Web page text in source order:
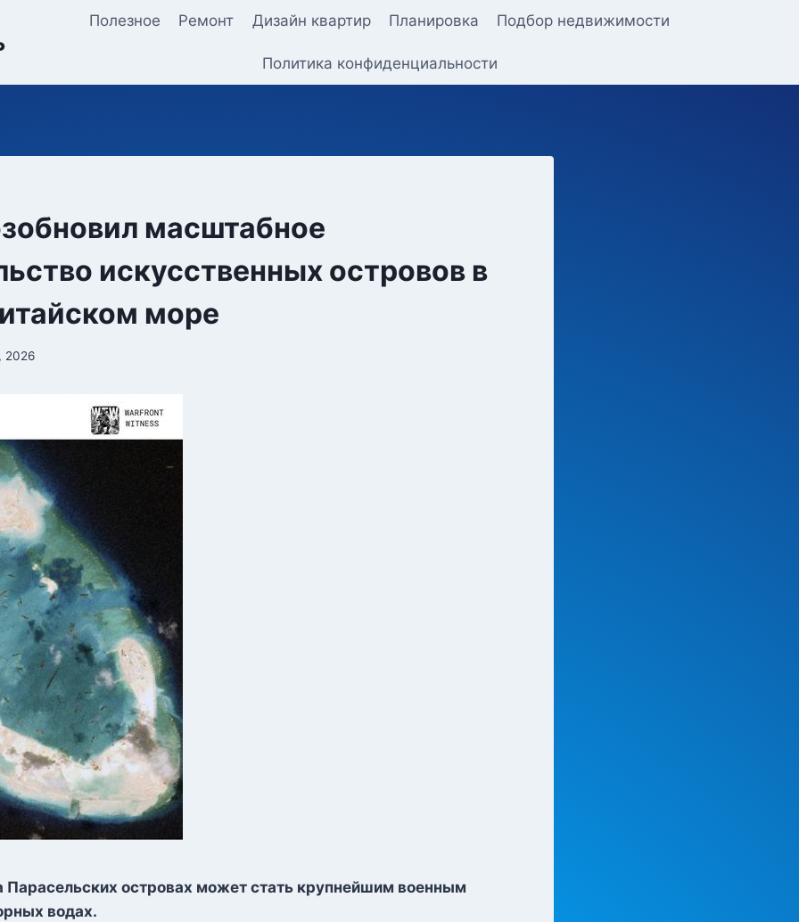
Полезное Ремонт Дизайн квартир Планировка Подбор недвижимости
Политика конфиденциальности
масштабное
искусственных островов в
море
2026
Парасельских островах может стать крупнейшим военным
водах.